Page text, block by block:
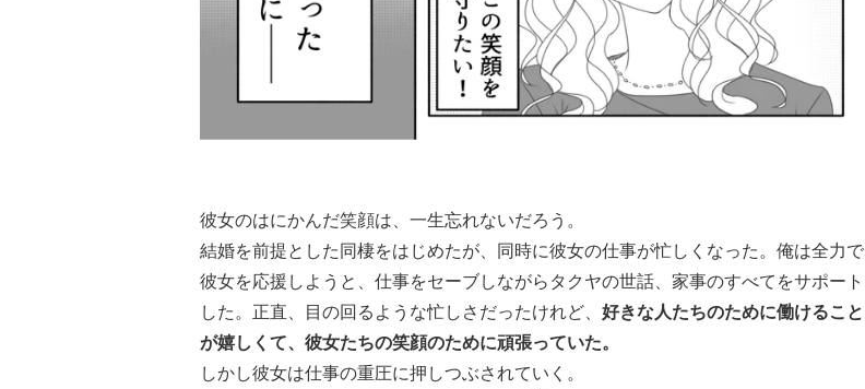
彼女のはにかんだ笑顔は、一生忘れないだろう。
結婚を前提とした同棲をはじめたが、同時に彼女の仕事が忙しくなった。俺は全力で
彼女を応援しようと、仕事をセーブしながらタクヤの世話、家事のすべてをサポート
した。正直、目の回るような忙しさだったけれど、 好きな人たちのために働けること
が嬉しくて、彼女たちの笑顔のために頑張っていた。
しかし彼女は仕事の重圧に押しつぶされていく。